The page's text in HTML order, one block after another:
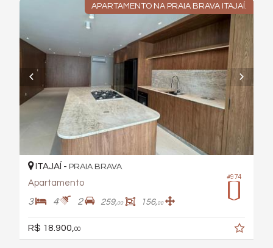
APARTAMENTO NA PRAIA BRAVA ITAJAÍ.
#974
ITAJAÍ - PRAIA BRAVA
Apartamento
3 4 2 259,00 156,00
R$ 18.900, 00